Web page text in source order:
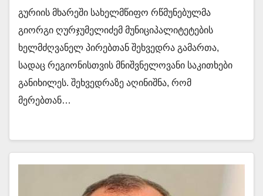
გურიის მხარეში სახელმწიფო რწმუნებულმა
გიორგი ღურჯუმელიძემ მუნიციპალიტეტების
ხელმძღვანელ პირებთან შეხვედრა გამართა,
სადაც რეგიონისთვის მნიშვნელოვანი საკითხები
განიხილეს. შეხვედრაზე აღინიშნა, რომ
მერებთან…